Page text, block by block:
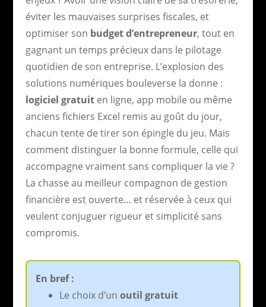
éviter les mauvaises surprises fiscales, et
optimiser son budget d’entrepreneur, tout en
gagnant un temps précieux dans le pilotage
quotidien de son entreprise. L’explosion des
solutions numériques bouleverse la donne :
logiciel gratuiten ligne, app mobile ou même
anciens fichiers Excel remis au goût du jour,
chacun tente de tirer son épingle du jeu. Mais
comment distinguer la bonne formule, celle qui
accompagne vraiment sans compliquer la vie ?
La chasse au meilleur compagnon de gestion
financière est ouverte… et réservée à ceux qui
veulent conjuguer rigueur et simplicité sans
compromis.
En bref :
Le choix d’un outil gratuit